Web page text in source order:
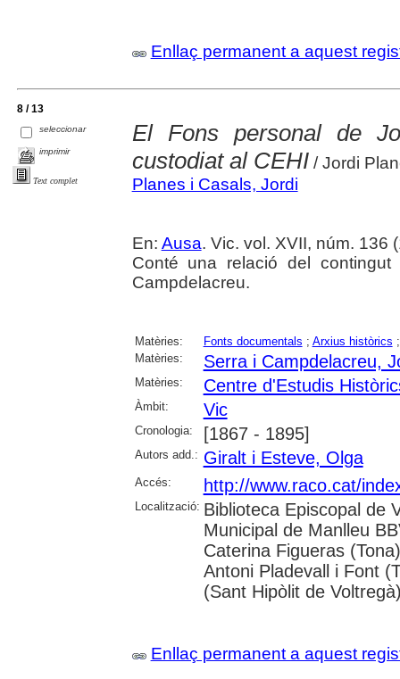
Enllaç permanent a aquest
8 / 13
seleccionar
imprimir
Text complet
El Fons personal de
custodiat al CEHI/ Jordi
Planes i Casals, Jordi
En: Ausa. Vic. vol. XVII, núm. 136
Conté una relació del
Campdelacreu.
Matèries: Fonts documentals ; Arxius històrics
Matèries:
Serra i Campdelacreu,
Matèries: Centre d'Estudis
Àmbit: Vic
Cronologia: [1867 - 1895]
Autors add.: Giralt i Esteve, Olga
Accés: http://www.raco.cat/
Localització: Biblioteca Episcopal de
Municipal de Manlleu
Caterina Figueras
Antoni Pladevall i Font
(Sant Hipòlit de
Enllaç permanent a aquest